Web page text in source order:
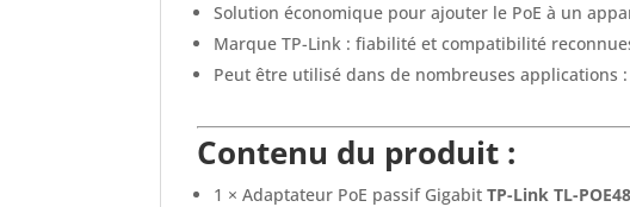
Solution économique pour ajouter le PoE à un
Marque TP-Link : fiabilité et compatibilité
Peut être utilisé dans de nombreuses
Contenu du produit :
1 × Adaptateur PoE passif GigabitTP-Link TL-